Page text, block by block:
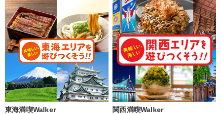
東海満喫Walker 関西満喫Walker